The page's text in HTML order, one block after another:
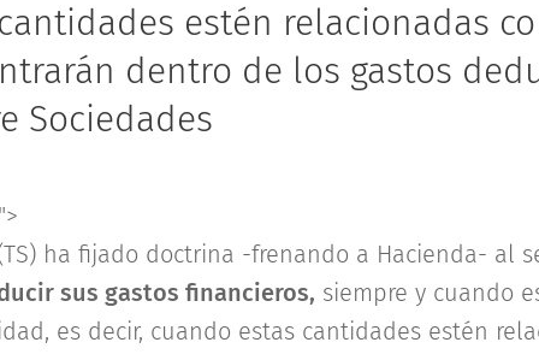
estén relacionadas
dentro de los gastos
Sociedades
ha fijado doctrina -frenando a Hacienda- al
sus gastos financieros, siempre y cuando
es decir, cuando estas cantidades estén